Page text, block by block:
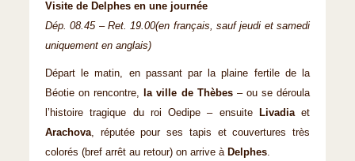
Visite de Delphes en une journée
Dép. 08.45 – Ret. 19.00(en français, sauf jeudi et samedi
uniquement en anglais)
Départ le matin, en passant par la plaine fertile de la
Béotie on rencontre, la ville de Thèbes– ou se déroula
l’histoire tragique du roi Oedipe – ensuite
Livadiaet
Arachova, réputée pour ses tapis et couvertures très
colorés (bref arrêt au retour) on arrive à Delphes.